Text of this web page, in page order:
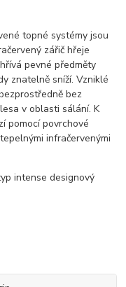
topné systémy jsou
zářič hřeje
pevné předměty
znatelně sníží. Vzniklé
bez
v oblasti sálání. K
pomocí povrchové
infračervenými